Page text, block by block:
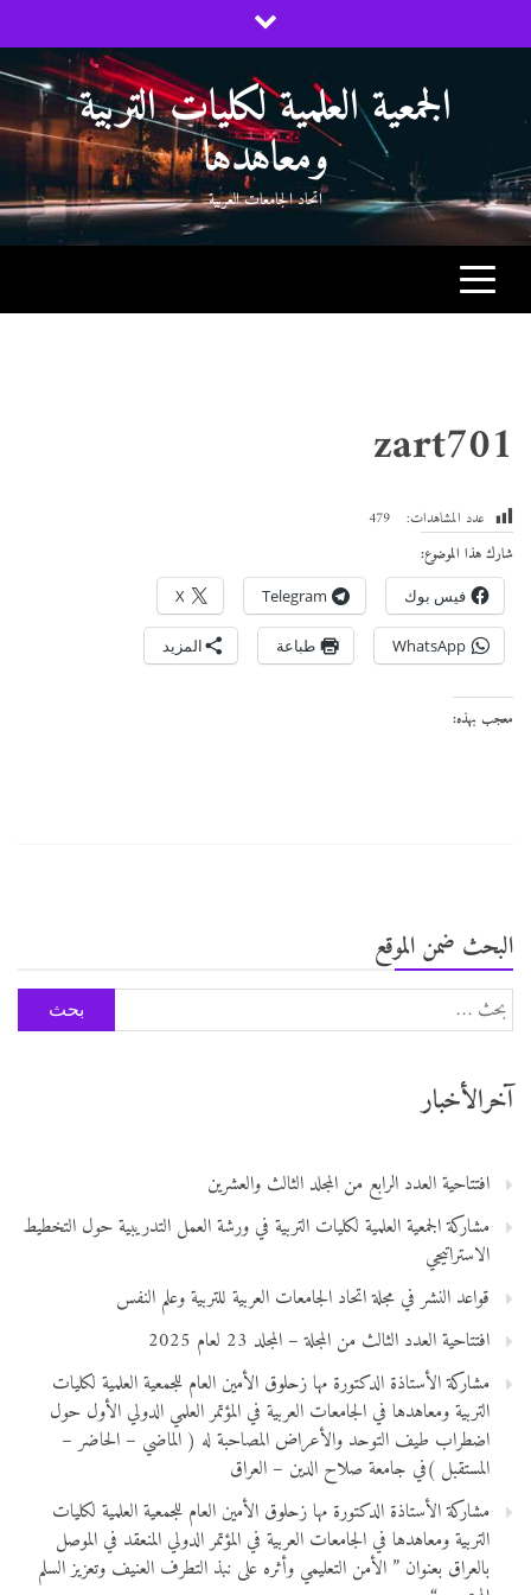
to
الجمعية العلمية لكليات التربية
ومعاهدها
اتحاد الجامعات العربية
zart701
عدد المشاهدات:
479
شارك هذا الموضوع:
فيس بوك Telegram
X
WhatsApp طباعة المزيد
معجب بهذه:
البحث ضمن الموقع
البحث
عن:
آخرالأخبار
افتتاحية العدد الرابع من المجلد الثالث والعشرين
مشاركة الجمعية العلمية لكليات التربية في ورشة العمل التدريبية حول التخطيط
الاستراتيجي
قواعد النشر في مجلة اتحاد الجامعات العربية للتربية وعلم النفس
افتتاحية العدد الثالث من المجلة – المجلد 23 لعام 2025
مشاركة الأستاذة الدكتورة مها زحلوق الأمين العام للجمعية العلمية لكليات
التربية ومعاهدها في الجامعات العربية في المؤتمر العلمي الدولي الأول حول
اضطراب طيف التوحد والأعراض المصاحبة له ( الماضي – الحاضر –
المستقبل )في جامعة صلاح الدين – العراق
مشاركة الأستاذة الدكتورة مها زحلوق الأمين العام للجمعية العلمية لكليات
التربية ومعاهدها في الجامعات العربية في المؤتمر الدولي المنعقد في الموصل
بالعراق بعنوان ” الأمن التعليمي وأثره على نبذ التطرف العنيف وتعزيز السلم